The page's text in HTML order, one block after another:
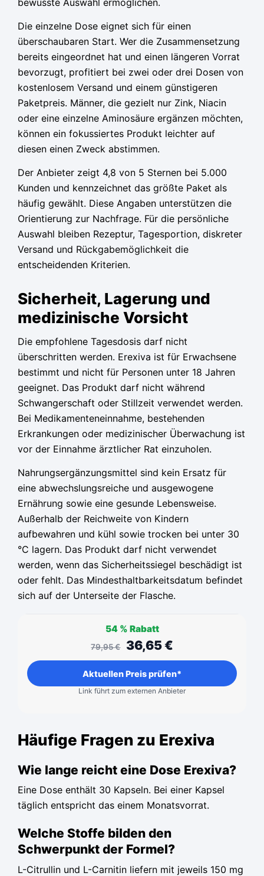
bewusste Auswahl ermöglichen.
Die einzelne Dose eignet sich für einen
überschaubaren Start. Wer die Zusammensetzung
bereits eingeordnet hat und einen längeren Vorrat
bevorzugt, profitiert bei zwei oder drei Dosen von
kostenlosem Versand und einem günstigeren
Paketpreis. Männer, die gezielt nur Zink, Niacin
oder eine einzelne Aminosäure ergänzen möchten,
können ein fokussiertes Produkt leichter auf
diesen einen Zweck abstimmen.
Der Anbieter zeigt 4,8 von 5 Sternen bei 5.000
Kunden und kennzeichnet das größte Paket als
häufig gewählt. Diese Angaben unterstützen die
Orientierung zur Nachfrage. Für die persönliche
Auswahl bleiben Rezeptur, Tagesportion, diskreter
Versand und Rückgabemöglichkeit die
entscheidenden Kriterien.
Sicherheit, Lagerung und
medizinische Vorsicht
Die empfohlene Tagesdosis darf nicht
überschritten werden. Erexiva ist für Erwachsene
bestimmt und nicht für Personen unter 18 Jahren
geeignet. Das Produkt darf nicht während
Schwangerschaft oder Stillzeit verwendet werden.
Bei Medikamenteneinnahme, bestehenden
Erkrankungen oder medizinischer Überwachung ist
vor der Einnahme ärztlicher Rat einzuholen.
Nahrungsergänzungsmittel sind kein Ersatz für
eine abwechslungsreiche und ausgewogene
Ernährung sowie eine gesunde Lebensweise.
Außerhalb der Reichweite von Kindern
aufbewahren und kühl sowie trocken bei unter 30
°C lagern. Das Produkt darf nicht verwendet
werden, wenn das Sicherheitssiegel beschädigt ist
oder fehlt. Das Mindesthaltbarkeitsdatum befindet
sich auf der Unterseite der Flasche.
54 % Rabatt
79,95€ 36,65€
Aktuellen Preis prüfen*
Link führt zum externen Anbieter
Häufige Fragen zu Erexiva
Wie lange reicht eine Dose Erexiva?
Eine Dose enthält 30 Kapseln. Bei einer Kapsel
täglich entspricht das einem Monatsvorrat.
Welche Stoffe bilden den
Schwerpunkt der Formel?
L-Citrullin und L-Carnitin liefern mit jeweils 150 mg